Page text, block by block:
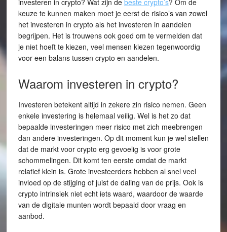
investeren in crypto? Wat zijn de beste crypto’s? Om de
keuze te kunnen maken moet je eerst de risico’s van zowel
het investeren in crypto als het investeren in aandelen
begrijpen. Het is trouwens ook goed om te vermelden dat
je niet hoeft te kiezen, veel mensen kiezen tegenwoordig
voor een balans tussen crypto en aandelen.
Waarom investeren in crypto?
Investeren betekent altijd in zekere zin risico nemen. Geen
enkele investering is helemaal veilig. Wel is het zo dat
bepaalde investeringen meer risico met zich meebrengen
dan andere investeringen. Op dit moment kun je wel stellen
dat de markt voor crypto erg gevoelig is voor grote
schommelingen. Dit komt ten eerste omdat de markt
relatief klein is. Grote investeerders hebben al snel veel
invloed op de stijging of juist de daling van de prijs. Ook is
crypto intrinsiek niet echt iets waard, waardoor de waarde
van de digitale munten wordt bepaald door vraag en
aanbod.